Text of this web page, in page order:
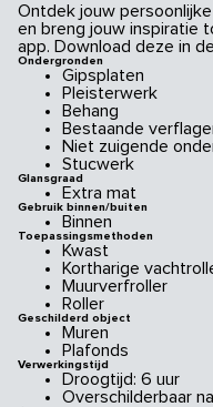
Ontdek jouw
en breng jouw inspiratie
app. Download deze in
Ondergronden
Gipsplaten
Pleisterwerk
Behang
Bestaande
Niet zuigende
Stucwerk
Glansgraad
Extra mat
Gebruik binnen/buiten
Binnen
Toepassingsmethoden
Kwast
Kortharige
Muurverfroller
Roller
Geschilderd object
Muren
Plafonds
Verwerkingstijd
Droogtijd: 6 uur
Overschilderbaar